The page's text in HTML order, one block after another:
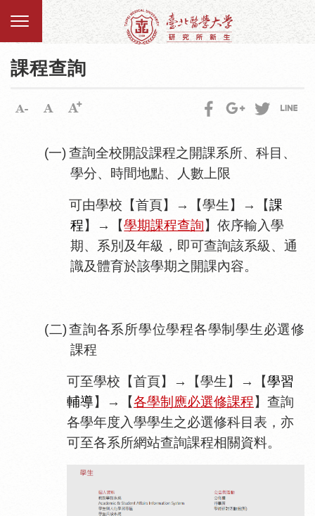
課程查詢
(一)查詢全校開設課程之開課系所、科目、
學分、時間地點、人數上限
可由學校【首頁】→【學生】→【課
程】→【學期課程查詢】依序輸入學
期、系別及年級，即可查詢該系級、通
識及體育於該學期之開課內容。
(二)查詢各系所學位學程各學制學生必選修
課程
可至學校【首頁】→【學生】→【學習
輔導】→【各學制應必選修課程】查詢
各學年度入學學生之必選修科目表，亦
可至各系所網站查詢課程相關資料。